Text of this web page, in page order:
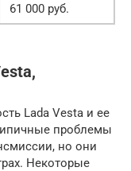
61 000 руб.
Lada Vesta и ее
проблемы
но они
Некоторые